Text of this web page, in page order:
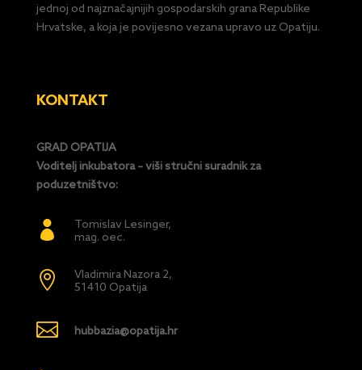
jednoj od najznačajnijih gospodarskih grana Republike
Hrvatske, a koja je povijesno vezana upravo uz Opatiju.
KONTAKT
GRAD OPATIJA
Voditelj inkubatora – viši stručni suradnik za
poduzetništvo:

Tomislav Lesinger,
mag. oec.

Vladimira Nazora 2,
51410 Opatija
 hubbazia@opatija.hr